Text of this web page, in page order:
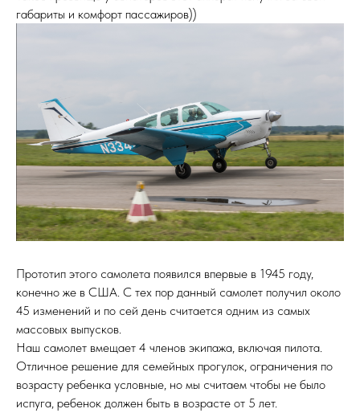
габариты и комфорт пассажиров))
Прототип этого самолета появился впервые в 1945 году,
конечно же в США. С тех пор данный самолет получил около
45 изменений и по сей день считается одним из самых
массовых выпусков.
Наш самолет вмещает 4 членов экипажа, включая пилота.
Отличное решение для семейных прогулок, ограничения по
возрасту ребенка условные, но мы считаем чтобы не было
испуга, ребенок должен быть в возрасте от 5 лет.